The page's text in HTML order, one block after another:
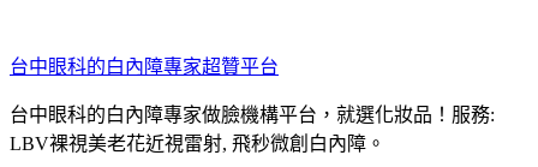
至
主
要
內
台中眼科的白內障專家超贊平台
台中眼科的白內障專家做臉機構平台，就選化妝品！服務:
LBV裸視美老花近視雷射, 飛秒微創白內障。